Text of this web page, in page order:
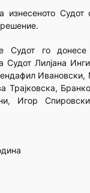
изнесеното Судот
Судот го
Судот Лилјана
Трајковска,
Игор